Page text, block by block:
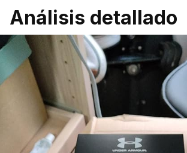
Análisis detallado